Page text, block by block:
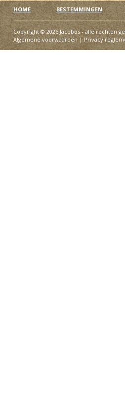
HOME BESTEMMINGEN
Copyright © 2026 Jacobos - alle rechten
Algemene voorwaarden|Privacy